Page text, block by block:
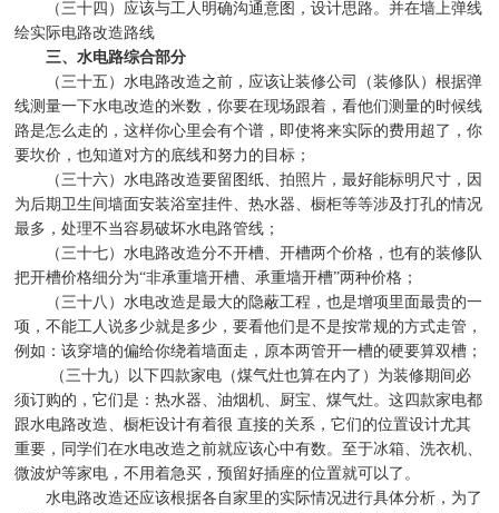
（三十四）应该与工人明确沟通意图，设计思路。并在墙上弹线
绘实际电路改造路线
三、水电路综合部分
（三十五）水电路改造之前，应该让装修公司（装修队）根据弹
线测量一下水电改造的米数，你要在现场跟着，看他们测量的时候线
路是怎么走的，这样你心里会有个谱，即使将来实际的费用超了，你
要坎价，也知道对方的底线和努力的目标；
（三十六）水电路改造要留图纸、拍照片，最好能标明尺寸，因
为后期卫生间墙面安装浴室挂件、热水器、橱柜等等涉及打孔的情况
最多，处理不当容易破坏水电路管线；
（三十七）水电路改造分不开槽、开槽两个价格，也有的装修队
把开槽价格细分为“非承重墙开槽、承重墙开槽”两种价格；
（三十八）水电改造是最大的隐蔽工程，也是增项里面最贵的一
项，不能工人说多少就是多少，要看他们是不是按常规的方式走管，
例如：该穿墙的偏给你绕着墙面走，原本两管开一槽的硬要算双槽；
（三十九）以下四款家电（煤气灶也算在内了）为装修期间必
须订购的，它们是：热水器、油烟机、厨宝、煤气灶。这四款家电都
跟水电路改造、橱柜设计有着很 直接的关系，它们的位置设计尤其
重要，同学们在水电改造之前就应该心中有数。至于冰箱、洗衣机、
微波炉等家电，不用着急买，预留好插座的位置就可以了。
水电路改造还应该根据各自家里的实际情况进行具体分析，为了